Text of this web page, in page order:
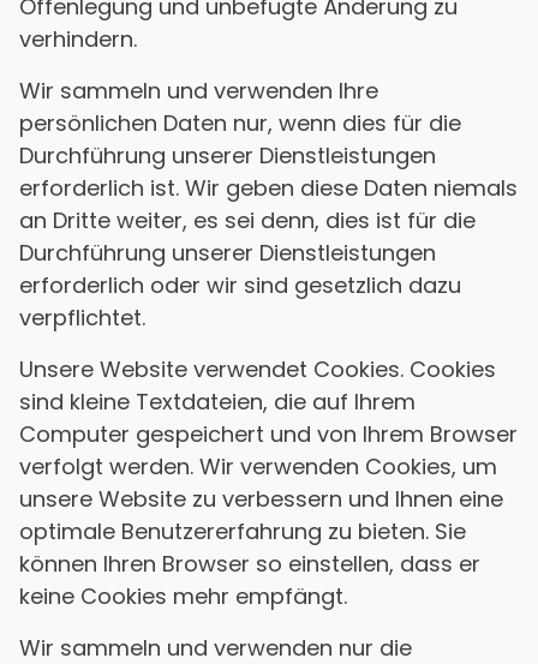
Offenlegung und unbefugte Änderung zu
verhindern.
Wir sammeln und verwenden Ihre
persönlichen Daten nur, wenn dies für die
Durchführung unserer Dienstleistungen
erforderlich ist. Wir geben diese Daten niemals
an Dritte weiter, es sei denn, dies ist für die
Durchführung unserer Dienstleistungen
erforderlich oder wir sind gesetzlich dazu
verpflichtet.
Unsere Website verwendet Cookies. Cookies
sind kleine Textdateien, die auf Ihrem
Computer gespeichert und von Ihrem Browser
verfolgt werden. Wir verwenden Cookies, um
unsere Website zu verbessern und Ihnen eine
optimale Benutzererfahrung zu bieten. Sie
können Ihren Browser so einstellen, dass er
keine Cookies mehr empfängt.
Wir sammeln und verwenden nur die